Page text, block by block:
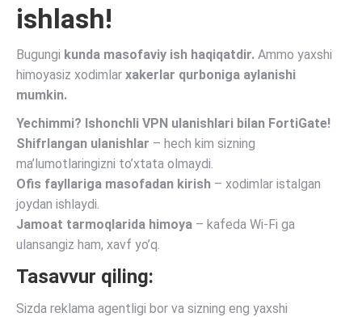
ishlash!
Bugungi kunda masofaviy ish haqiqatdir. Ammo yaxshi
himoyasiz xodimlar xakerlar qurboniga aylanishi
mumkin.
Yechimmi? Ishonchli VPN ulanishlari bilan FortiGate!
Shifrlangan ulanishlar – hech kim sizning
ma’lumotlaringizni to’xtata olmaydi.
Ofis fayllariga masofadan kirish – xodimlar istalgan
joydan ishlaydi.
Jamoat tarmoqlarida himoya – kafeda Wi-Fi ga
ulansangiz ham, xavf yo’q.
Tasavvur qiling:
Sizda reklama agentligi bor va sizning eng yaxshi